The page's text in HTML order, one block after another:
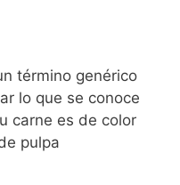
término genérico
lo que se conoce
carne es de color
pulpa